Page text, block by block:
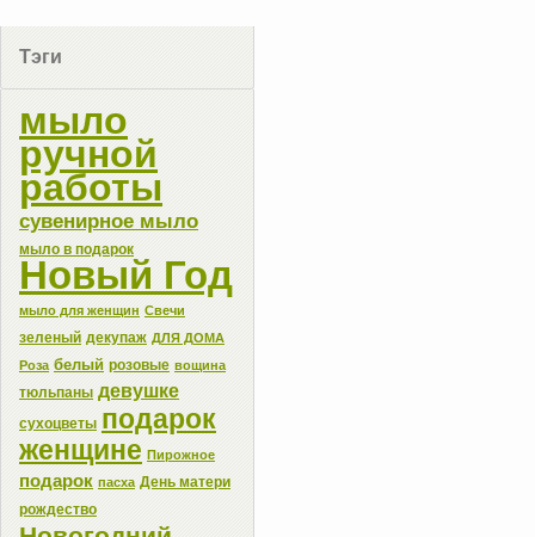
Тэги
мыло
ручной
работы
сувенирное мыло
мыло в подарок
Новый Год
мыло для женщин Свечи
зеленый декупаж ДЛЯ ДОМА
Роза белый розовые вощина
тюльпаны девушке
сухоцветы подарок
женщине Пирожное
подарок пасха День матери
рождество